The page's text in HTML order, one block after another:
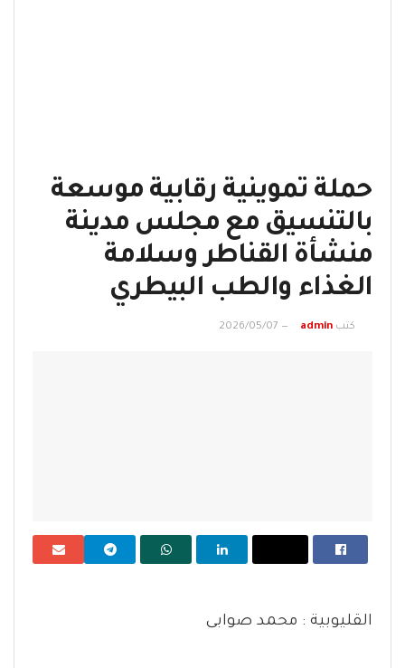
حملة تموينية رقابية موسعة
بالتنسيق مع مجلس مدينة
منشأة القناطر وسلامة
الغذاء والطب البيطري
كتب admin
2026/05/07
القليوبية : محمد صوابى